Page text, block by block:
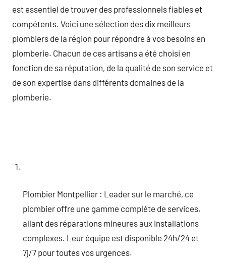
est essentiel de trouver des professionnels fiables et
compétents. Voici une sélection des dix meilleurs
plombiers de la région pour répondre à vos besoins en
plomberie. Chacun de ces artisans a été choisi en
fonction de sa réputation, de la qualité de son service et
de son expertise dans différents domaines de la
plomberie.
Plombier Montpellier : Leader sur le marché, ce
plombier offre une gamme complète de services,
allant des réparations mineures aux installations
complexes. Leur équipe est disponible 24h/24 et
7j/7 pour toutes vos urgences.